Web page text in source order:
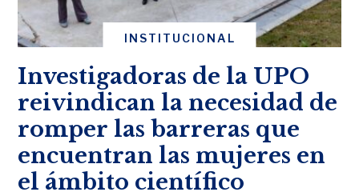
INSTITUCIONAL
Investigadoras de la UPO
reivindican la necesidad de
romper las barreras que
encuentran las mujeres en
el ámbito científico